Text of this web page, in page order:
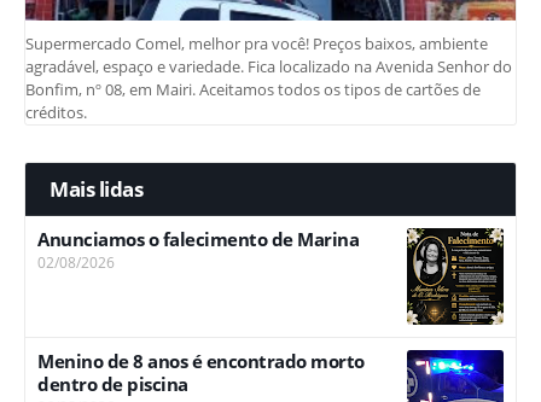
Supermercado Comel, melhor pra você! Preços baixos, ambiente
agradável, espaço e variedade. Fica localizado na Avenida Senhor do
Bonfim, nº 08, em Mairi. Aceitamos todos os tipos de cartões de
créditos.
Mais lidas
Anunciamos o falecimento de Marina
02/08/2026
Menino de 8 anos é encontrado morto
dentro de piscina